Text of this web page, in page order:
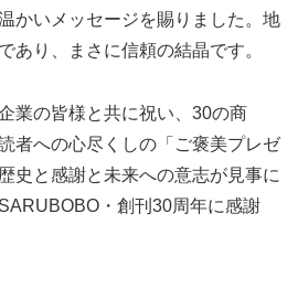
かいメッセージを賜りました。地
あり、まさに信頼の結晶です。
業の皆様と共に祝い、30の商
者への心尽くしの「ご褒美プレゼ
史と感謝と未来への意志が見事に
・創刊30周年に感謝